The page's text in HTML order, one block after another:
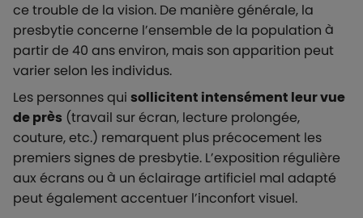
ce trouble de la vision. De manière générale, la
presbytie concerne l’ensemble de la population à
partir de 40 ans environ, mais son apparition peut
varier selon les individus.
Les personnes qui sollicitent intensément leur vue
de près (travail sur écran, lecture prolongée,
couture, etc.) remarquent plus précocement les
premiers signes de presbytie. L’exposition régulière
aux écrans ou à un éclairage artificiel mal adapté
peut également accentuer l’inconfort visuel.